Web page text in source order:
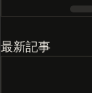
最新記事